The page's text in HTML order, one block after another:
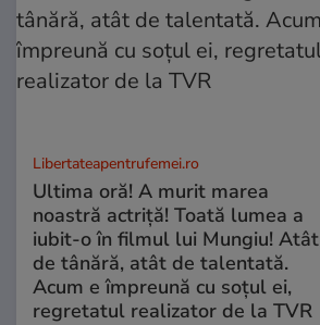
Libertateapentrufemei.ro
Ultima oră! A murit marea
noastră actriță! Toată lumea a
iubit-o în filmul lui Mungiu! Atât
de tânără, atât de talentată.
Acum e împreună cu soțul ei,
regretatul realizator de la TVR